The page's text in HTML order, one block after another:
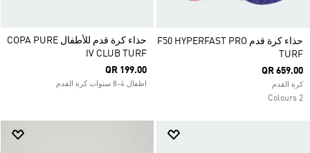
حذاء كرة قدم F50 HYPERFAST PRO
TURF
QR 659.00
كرة القدم
2 Colours
حذاء كرة قدم للأطفال COPA PURE
IV CLUB TURF
QR 199.00
اطفال 4-8 سنوات كرة القدم